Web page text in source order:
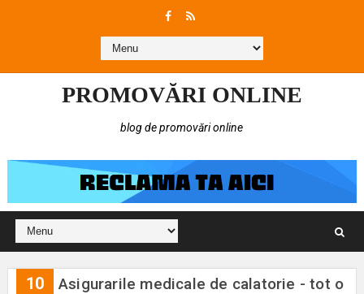
PROMOVĂRI ONLINE
blog de promovări online
10
Asigurarile medicale de calatorie - tot o